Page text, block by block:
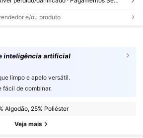
e/ou produto
inteligência artificial
limpo e apelo versátil.
fácil de combinar.
Algodão, 25% Poliéster
Veja mais
121 Seguidores